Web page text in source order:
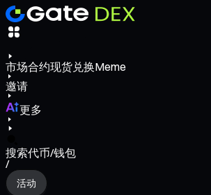
市场合约现货兑换Meme
邀请
更多
搜索代币/钱包
/
活动